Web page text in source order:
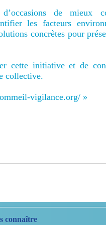
de mieux
les facteurs
concrètes pour
cette initiative et de
collective.
vigilance.org/ »
connaître